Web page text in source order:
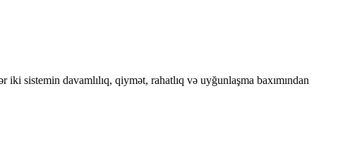
iki sistemin davamlılıq, qiymət, rahatlıq və uyğunlaşma baxımından